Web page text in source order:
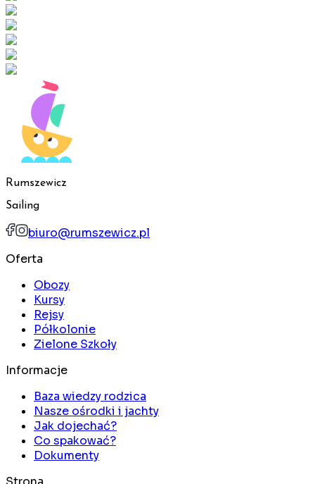
Rumszewicz
Sailing
biuro@rumszewicz.pl
Oferta
Obozy
Kursy
Rejsy
Półkolonie
Zielone Szkoły
Informacje
Baza wiedzy rodzica
Nasze ośrodki i jachty
Jak dojechać?
Co spakować?
Dokumenty